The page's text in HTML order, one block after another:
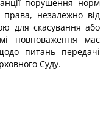
порушення норм
права, незалежно від
для скасування або
повноваження має
питань передачі
Суду.